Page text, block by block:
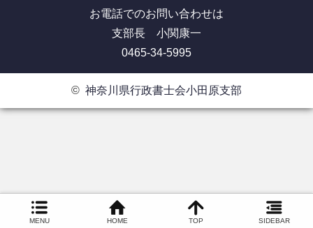
お電話でのお問い合わせは
支部長 小関康一
0465-34-5995
MENU HOME TOP SIDEBAR
© 神奈川県行政書士会小田原支部